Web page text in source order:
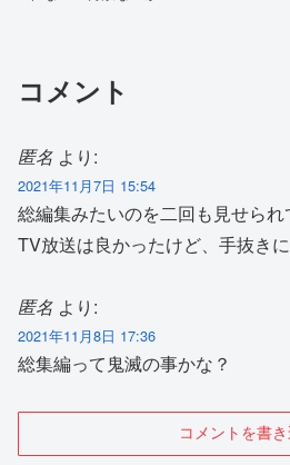
コメント
匿名 より:
2021年11月7日 15:54
総編集みたいのを二回も見せられ
TV放送は良かったけど、手抜き
匿名 より:
2021年11月8日 17:36
総集編って鬼滅の事かな？
コメントを書